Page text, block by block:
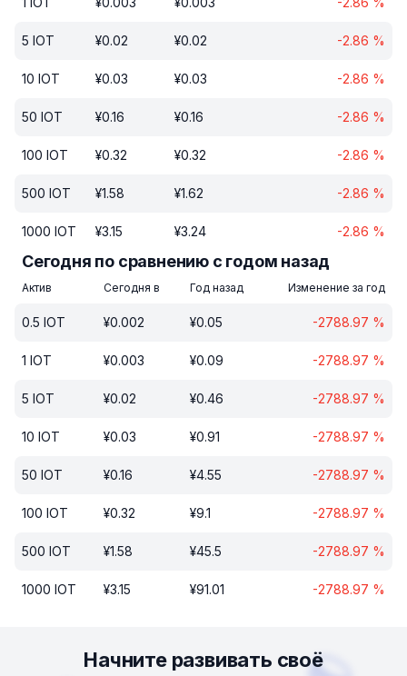
5 IOT ¥0.02 ¥0.02 -2.86 %
10 IOT ¥0.03 ¥0.03 -2.86 %
50 IOT ¥0.16 ¥0.16 -2.86 %
100 IOT ¥0.32 ¥0.32 -2.86 %
500 IOT ¥1.58 ¥1.62 -2.86 %
1000 IOT ¥3.15 ¥3.24 -2.86 %
Сегодня по сравнению с годом назад
Актив Сегодня в Год назад Изменение за год
0.5 IOT ¥0.002 ¥0.05 -2788.97 %
1 IOT ¥0.003 ¥0.09 -2788.97 %
5 IOT ¥0.02 ¥0.46 -2788.97 %
10 IOT ¥0.03 ¥0.91 -2788.97 %
50 IOT ¥0.16 ¥4.55 -2788.97 %
100 IOT ¥0.32 ¥9.1 -2788.97 %
500 IOT ¥1.58 ¥45.5 -2788.97 %
1000 IOT ¥3.15 ¥91.01 -2788.97 %
Начните развивать своё